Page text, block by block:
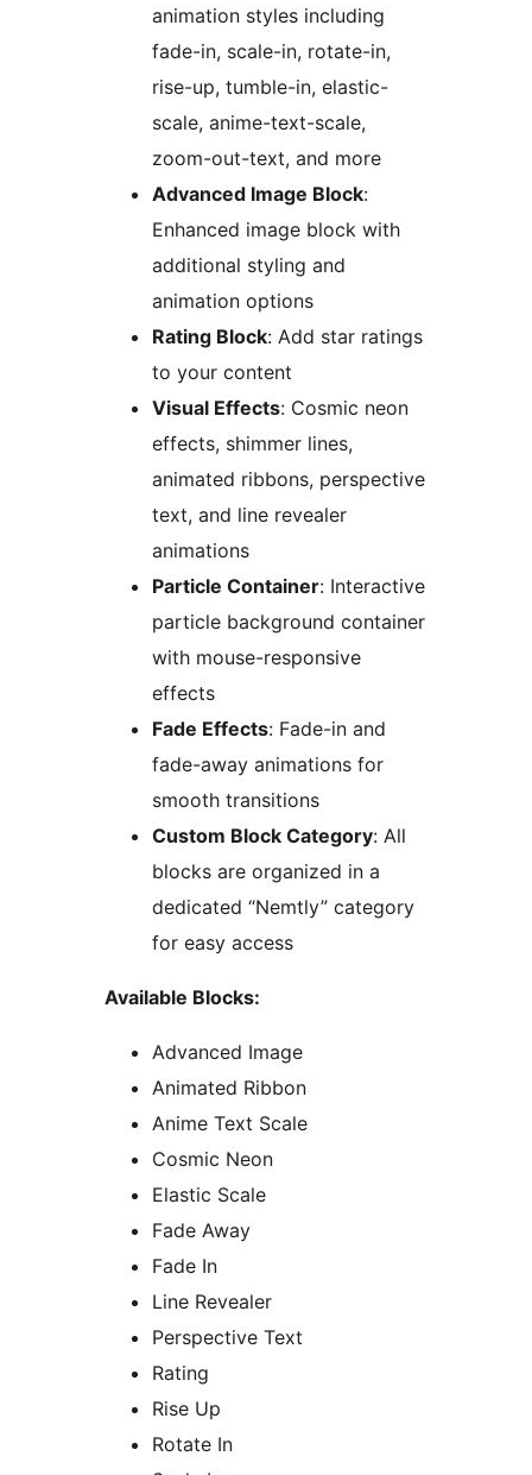
animation styles including
fade-in, scale-in, rotate-in,
rise-up, tumble-in, elastic-
scale, anime-text-scale,
zoom-out-text, and more
Advanced Image Block:
Enhanced image block with
additional styling and
animation options
Rating Block: Add star ratings
to your content
Visual Effects: Cosmic neon
effects, shimmer lines,
animated ribbons, perspective
text, and line revealer
animations
Particle Container: Interactive
particle background container
with mouse-responsive
effects
Fade Effects: Fade-in and
fade-away animations for
smooth transitions
Custom Block Category: All
blocks are organized in a
dedicated “Nemtly” category
for easy access
Available Blocks:
Advanced Image
Animated Ribbon
Anime Text Scale
Cosmic Neon
Elastic Scale
Fade Away
Fade In
Line Revealer
Perspective Text
Rating
Rise Up
Rotate In